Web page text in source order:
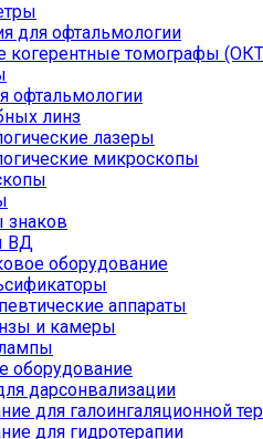
для офтальмологии
когерентные томографы
офтальмологии
линз
лазеры
микроскопы
знаков
ВД
оборудование
аппараты
и камеры
оборудование
дарсонвализации
для галоингаляционной
для гидротерапии